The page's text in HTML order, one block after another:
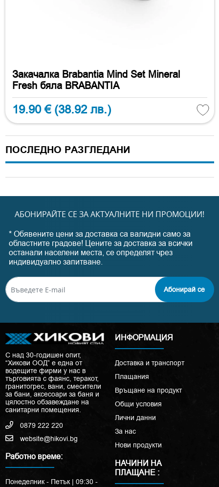
Закачалка Brabantia Mind Set Mineral
Fresh бяла BRABANTIA
19.90 € (38.92 лв.)
ПОСЛЕДНО РАЗГЛЕДАНИ
АБОНИРАЙТЕ СЕ ЗА АКТУАЛНИТЕ НИ ПРОМОЦИИ!
* Обявените цени за доставка са валидни само за
областните градове! Цените за доставка за всички
останали населени места, се определят чрез
индивидуално запитване.
Абонирай се
С над 30-годишен опит,
“Хикови ООД” е една от
водещите фирми у нас в
търговията с фаянс, теракот,
гранитогрес, вани, смесители
за бани, аксесоари за баня и
цялостно обзавеждане на
санитарни помещения.
0879 222 220
website@hikovi.bg
Работно време:
Понеделник - Петък | 09:30 -
ИНФОРМАЦИЯ
Доставка и транспорт
Плащания
Връщане на продукт
Общи условия
Лични данни
За нас
Нови продукти
НАЧИНИ НА
ПЛАЩАНЕ :